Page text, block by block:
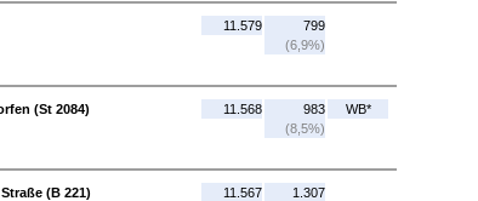
11.579
799
(6,9%)
(St 2084)
11.568
983
(8,5%)
WB*
(B 221)
11.567
1.307